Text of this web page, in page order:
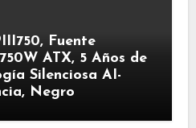
Fuente
ATX, 5 Años de
Silenciosa AI-
Negro